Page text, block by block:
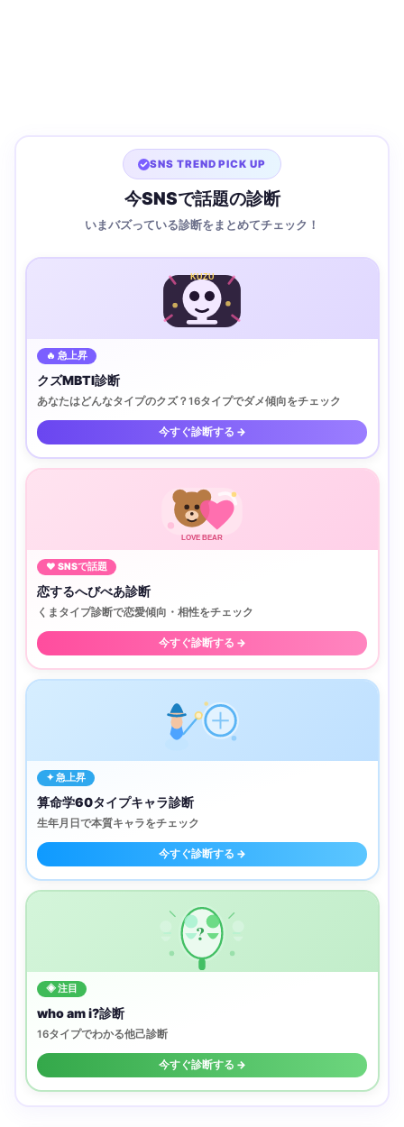
SNS TREND PICK UP
今SNSで話題の診断
いまバズっている診断をまとめてチェック！
KUZU
🔥 急上昇
クズMBTI診断
あなたはどんなタイプのクズ？16タイプでダメ傾向をチェック
今すぐ診断する →
LOVE BEAR
♥ SNSで話題
恋するへびべあ診断
くまタイプ診断で恋愛傾向・相性をチェック
今すぐ診断する →
✦ 急上昇
算命学60タイプキャラ診断
生年月日で本質キャラをチェック
今すぐ診断する →
?
◈ 注目
who am i?診断
16タイプでわかる他己診断
今すぐ診断する →